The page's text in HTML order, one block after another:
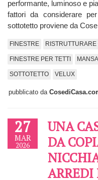
performante, luminoso e
fattori da considerare
sottotetto proviene da
FINESTRE RISTRUTTURARE
FINESTRE PER TETTI
SOTTOTETTO VELUX
pubblicato da
27
MAR
2026
UNA
DA
ARREDI